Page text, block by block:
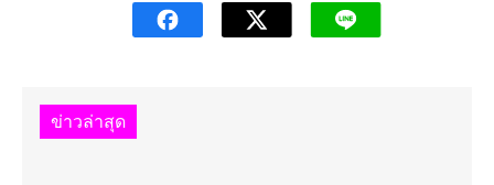
ข่าวล่าสุด